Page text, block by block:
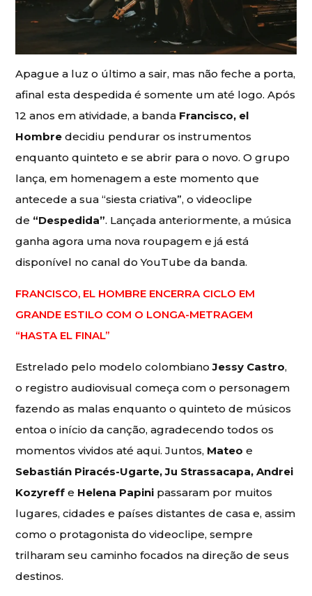
Apague a luz o último a sair, mas não feche a porta,
afinal esta despedida é somente um até logo. Após
12 anos em atividade, a banda Francisco, el
Hombre decidiu pendurar os instrumentos
enquanto quinteto e se abrir para o novo. O grupo
lança, em homenagem a este momento que
antecede a sua “siesta criativa”, o videoclipe
de “Despedida”. Lançada anteriormente, a música
ganha agora uma nova roupagem e já está
disponível no canal do YouTube da banda.
FRANCISCO, EL HOMBRE ENCERRA CICLO EM
GRANDE ESTILO COM O LONGA-METRAGEM
“HASTA EL FINAL”
Estrelado pelo modelo colombianoJessy Castro,
o registro audiovisual começa com o personagem
fazendo as malas enquanto o quinteto de músicos
entoa o início da canção, agradecendo todos os
momentos vividos até aqui. Juntos, Mateo e
Sebastián Piracés-Ugarte, Ju Strassacapa, Andrei
Kozyreff e Helena Papini passaram por muitos
lugares, cidades e países distantes de casa e, assim
como o protagonista do videoclipe, sempre
trilharam seu caminho focados na direção de seus
destinos.